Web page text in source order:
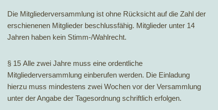
Die Mitgliederversammlung ist ohne Rücksicht auf die Zahl der
erschienenen Mitglieder beschlussfähig. Mitglieder unter 14
Jahren haben kein Stimm-/Wahlrecht.
§ 15 Alle zwei Jahre muss eine ordentliche
Mitgliederversammlung einberufen werden. Die Einladung
hierzu muss mindestens zwei Wochen vor der Versammlung
unter der Angabe der Tagesordnung schriftlich erfolgen.